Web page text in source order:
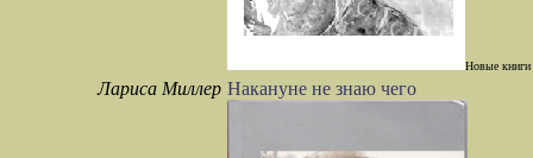
Новые
Лариса Миллер Накануне не знаю чего